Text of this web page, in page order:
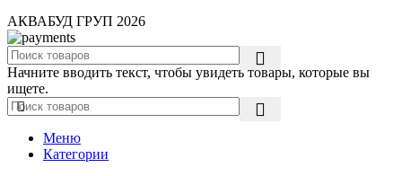
АКВАБУД ГРУП 2026
Начните вводить текст, чтобы увидеть товары, которые вы
ищете.
Меню
Категории